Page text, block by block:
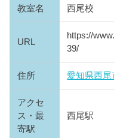
教室名 西尾校
URL
https://
39/
住所 愛知県西尾
アクセ
ス・最
寄駅
西尾駅